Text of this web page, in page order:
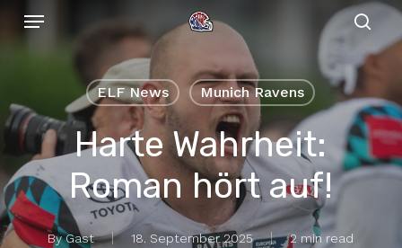
SkipMenu
ELF News Munich Ravens
Harte Wahrheit:
Roman hört auf!
By Gast 18. September 2025 2 min read